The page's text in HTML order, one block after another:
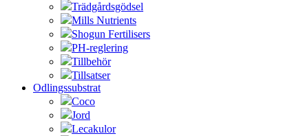
Trädgårdsgödsel
Mills Nutrients
Shogun Fertilisers
PH-reglering
Tillbehör
Tillsatser
Odlingssubstrat
Coco
Jord
Lecakulor